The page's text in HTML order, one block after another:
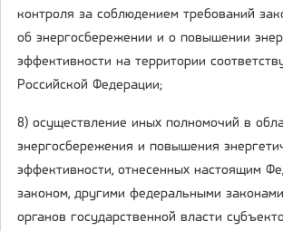
контроля за соблюдением требований
об энергосбережении и о повышении
эффективности на территории
Российской Федерации;
8) осуществление иных полномочий в
энергосбережения и повышения
эффективности, отнесенных настоящим
законом, другими федеральными
органов государственной власти